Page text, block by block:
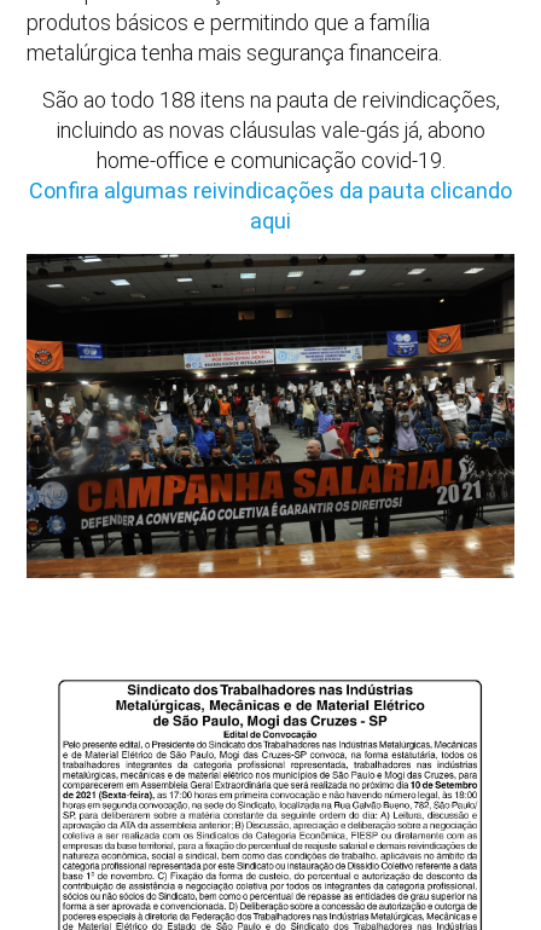
produtos básicos e permitindo que a família
metalúrgica tenha mais segurança financeira.
São ao todo 188 itens na pauta de reivindicações,
incluindo as novas cláusulas vale-gás já, abono
home-office e comunicação covid-19.
Confira algumas reivindicações da pauta clicando
aqui